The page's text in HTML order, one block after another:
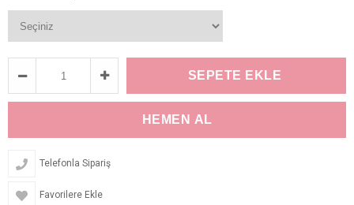
Telefonla Sipariş
Favorilere Ekle